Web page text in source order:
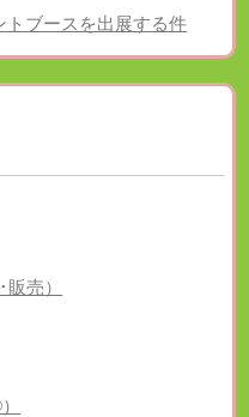
ブースを出展する件
売）